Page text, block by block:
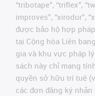
“tribotape”, “triflex”,
improves”, “xirodur”,
được bảo hộ hợp
tại Cộng hòa Liên
gia và khu vực pháp
sách này chỉ mang
quyền sở hữu trí tuệ
các đơn đăng ký